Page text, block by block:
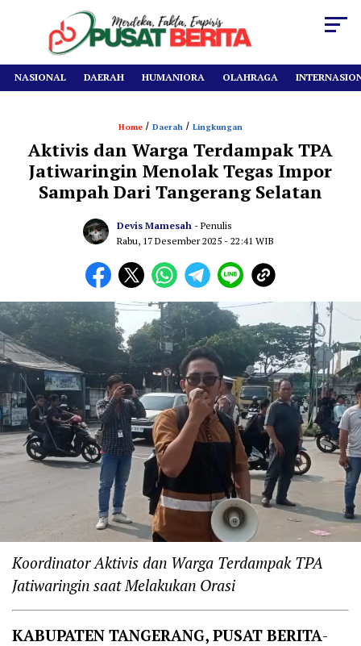
NASIONAL DAERAH HUMANIORA OLAHRAGA
Home / Daerah / Lingkungan
Aktivis dan Warga Terdampak TPA
Jatiwaringin Menolak Tegas Impor
Sampah Dari Tangerang Selatan
Devis Mamesah - Penulis
Rabu, 17 Desember 2025 - 22:41 WIB
Koordinator Aktivis dan Warga Terdampak TPA
Jatiwaringin saat Melakukan Orasi
KABUPATEN TANGERANG, PUSAT BERITA-